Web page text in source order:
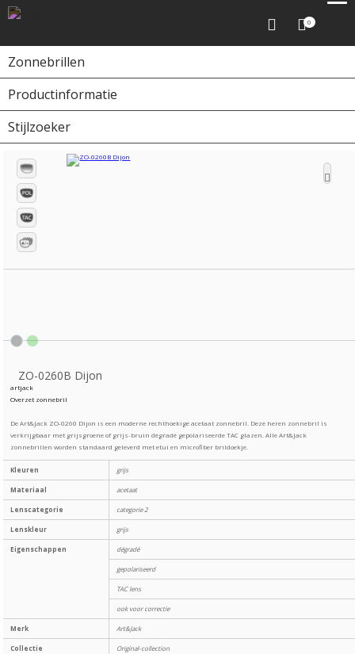
0
Zonnebrillen
Productinformatie
Stijlzoeker
Home Zonnebrillen
ZO-0260B Dijon
artjack
Overzet zonnebril
De Art&Jack ZO-0260 Dijon is een moderne rechthoekige acetaat zonnebril. Deze heren zonnebril is
verkrijgbaar met grijsgroene of grijs-bruin dégradé gepolariseerde TAC glazen. Alle Art&Jack
zonnebrillen worden standaard geleverd met etui en microfiber brildoekje.
Kleuren grijs
Materiaal acetaat
Lenscategorie categorie 2
Lenskleur grijs
Eigenschappen dégradé
gepolariseerd
TAC lens
ook voor correctie
Merk Art&Jack
Collectie Original-collection